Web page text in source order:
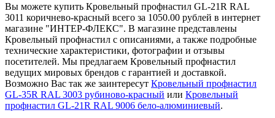
Вы можете купить Кровельный профнастил GL-21R RAL
3011 коричнево-красный всего за 1050.00 рублей в интернет
магазине "ИНТЕР-ФЛЕКС". В магазине представлены
Кровельный профнастил с описаниями, а также подробные
технические характеристики, фотографии и отзывы
посетителей. Мы предлагаем Кровельный профнастил
ведущих мировых брендов с гарантией и доставкой.
Возможно Вас так же заинтересут Кровельный профнастил
GL-35R RAL 3003 рубиново-красный или Кровельный
профнастил GL-21R RAL 9006 бело-алюминиевый.